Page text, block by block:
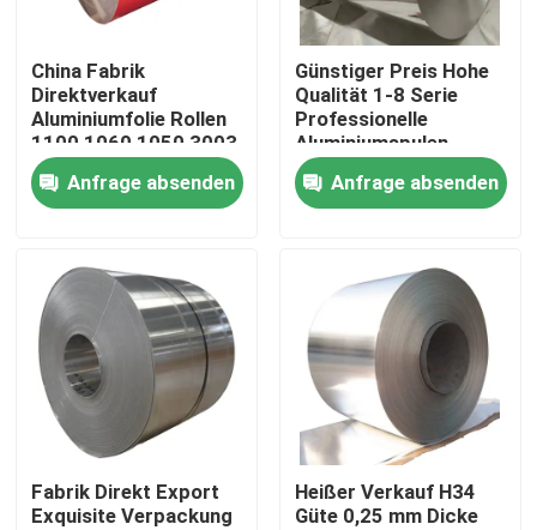
Über uns
Werksbesichtigung
Qualitätskontrolle
Kontakt mit uns
Neuigkeiten
Bitte um ein Angebot
Edelstahl-Platten-Blätter
China Fabrik
Direktverkauf
Aluminiumfolie Rollen
1100 1060 1050 3003
Aluminiumfolien
SpiraleAnfrage absenden
Günstiger Preis Hohe
Qualität 1-8 Serie
Professionelle
Aluminiumspulen
Fabrik Aluminiumspule
60 mmAnfrage absenden
Fabrik Direkt Export
Exquisite Verpackung
Heißer Verkauf H34
Güte 0,25 mm Dicke